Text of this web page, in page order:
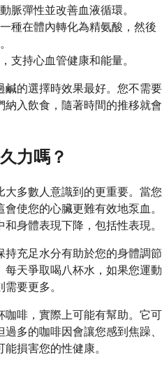
脈彈性並改善血液循環。
種在體內轉化為精氨酸，然後
支持心血管健康和能量。
鹹的選擇時效果最好。您不需要
納入飲食，隨著時間的推移就會
力嗎？
大多數人意識到的更重要。當您
使您的心臟更難有效地泵血。
身體表現下降，包括性表現。
充足水分有助於您的身體調節
天爭取喝八杯水，如果您運動
要更多。
咖啡，實際上可能有幫助。它可
多的咖啡因會讓您感到焦躁、
損害您的性健康。